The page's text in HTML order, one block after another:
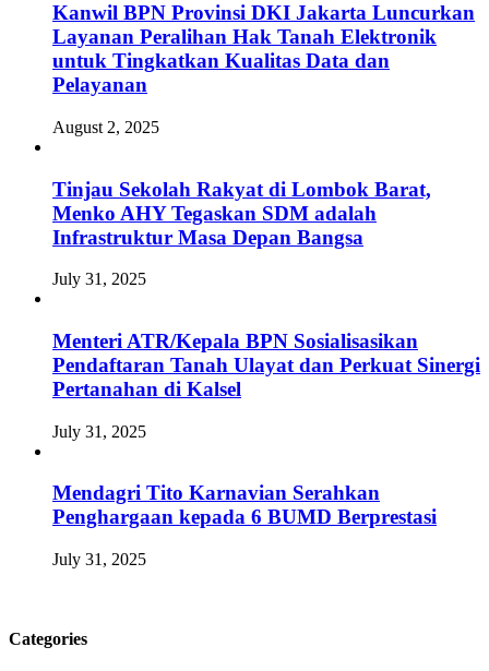
Kanwil BPN Provinsi DKI Jakarta Luncurkan
Layanan Peralihan Hak Tanah Elektronik
untuk Tingkatkan Kualitas Data dan
Pelayanan
August 2, 2025
Tinjau Sekolah Rakyat di Lombok Barat,
Menko AHY Tegaskan SDM adalah
Infrastruktur Masa Depan Bangsa
July 31, 2025
Menteri ATR/Kepala BPN Sosialisasikan
Pendaftaran Tanah Ulayat dan Perkuat Sinergi
Pertanahan di Kalsel
July 31, 2025
Mendagri Tito Karnavian Serahkan
Penghargaan kepada 6 BUMD Berprestasi
July 31, 2025
Categories